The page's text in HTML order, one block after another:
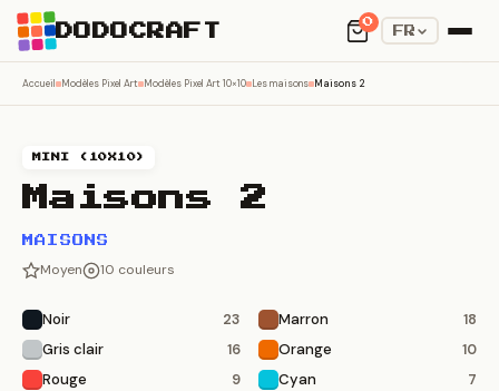
DODOCRAFT
0
FR
Accueil Modèles Pixel Art Modèles Pixel Art 10×10 Les maisons Maisons 2
MINI (10X10)
Maisons 2
MAISONS
Moyen 10 couleurs
Noir 23 Marron 18
Gris clair 16 Orange 10
Rouge 9 Cyan 7